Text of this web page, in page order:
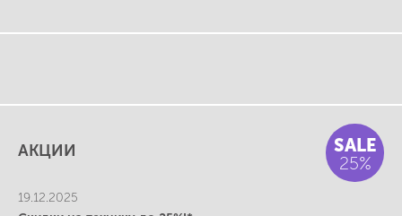
АКЦИИ
SALE
25%
19.12.2025